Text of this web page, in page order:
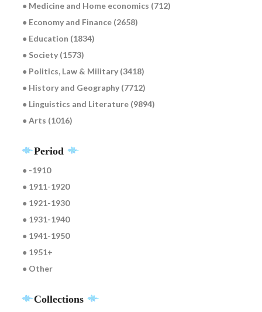
● Medicine and Home economics (712)
● Economy and Finance (2658)
● Education (1834)
● Society (1573)
● Politics, Law & Military (3418)
● History and Geography (7712)
● Linguistics and Literature (9894)
● Arts (1016)
Period
● -1910
● 1911-1920
● 1921-1930
● 1931-1940
● 1941-1950
● 1951+
● Other
Collections